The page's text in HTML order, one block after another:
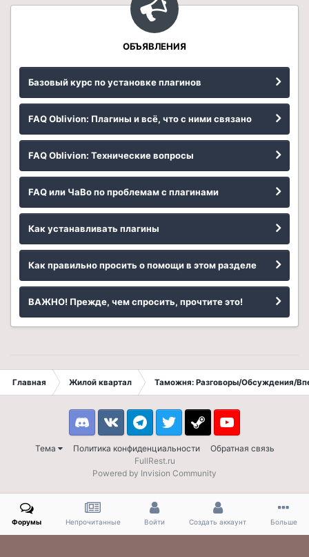
ОБЪЯВЛЕНИЯ
Базовый курс по установке плагинов
FAQ Oblivion: Плагины и всё, что с ними связано
FAQ Oblivion: Технические вопросы
FAQ или ЧаВо по проблемам с плагинами
Как устанавливать плагины
Как правильно просить о помощи в этом разделе
ВАЖНО! Прежде, чем спросить, прочтите это!
Главная Жилой квартал Таможня: Разговоры/Обсуждения/
Тема Политика конфиденциальности Обратная связь
DiscordVK TelegramTwitter Steam Youtube
FullRest.ru
Powered by Invision Community
Форумы Непрочитанные Войти Создать аккаунт Больше